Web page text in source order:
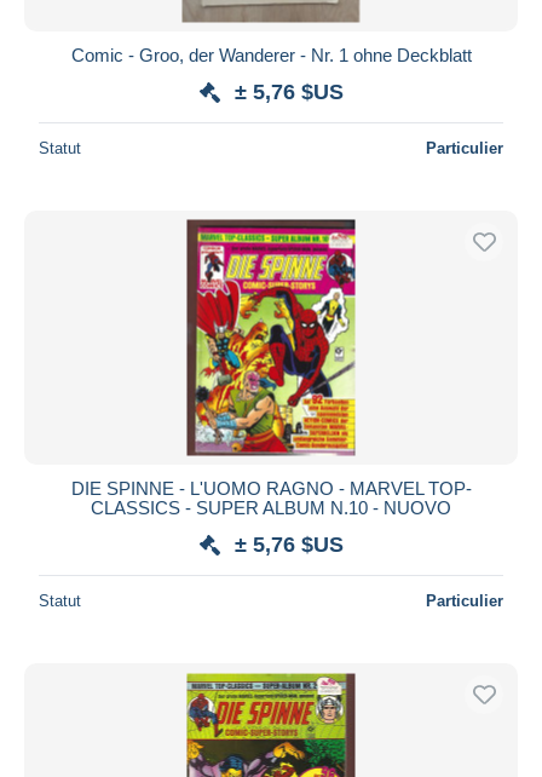
Comic - Groo, der Wanderer - Nr. 1 ohne Deckblatt
± 5,76 $US
Statut Particulier
DIE SPINNE - L'UOMO RAGNO - MARVEL TOP-
CLASSICS - SUPER ALBUM N.10 - NUOVO
± 5,76 $US
Statut Particulier